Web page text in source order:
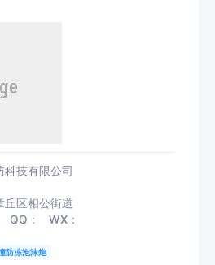
技有限公司
丘区相公街道
QQ： WX：
防冻泡沫炮